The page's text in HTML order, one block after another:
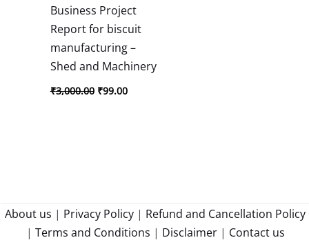
Business Project
Report for biscuit
manufacturing –
Shed and Machinery
₹3,000.00 ₹99.00
About us | Privacy Policy | Refund and Cancellation Policy
| Terms and Conditions | Disclaimer| Contact us